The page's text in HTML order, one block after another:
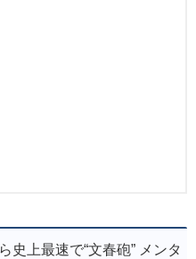
史上最速で“文春砲” メンタ